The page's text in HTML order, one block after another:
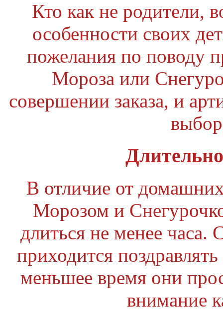
Кто как не родители,
особенности своих
пожелания по поводу
Мороза или
совершении заказа, и
В отличие от
Морозом и
длиться не менее часа.
приходится
меньшее время они
внимание